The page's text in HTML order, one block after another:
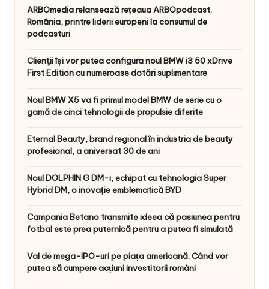
ARBOmedia relansează rețeaua ARBOpodcast.
România, printre liderii europeni la consumul de
podcasturi
Clienţii își vor putea configura noul BMW i3 50 xDrive
First Edition cu numeroase dotări suplimentare
Noul BMW X5 va fi primul model BMW de serie cu o
gamă de cinci tehnologii de propulsie diferite
Eternal Beauty, brand regional în industria de beauty
profesional, a aniversat 30 de ani
Noul DOLPHIN G DM-i, echipat cu tehnologia Super
Hybrid DM, o inovație emblematică BYD
Campania Betano transmite ideea că pasiunea pentru
fotbal este prea puternică pentru a putea fi simulată
Val de mega-IPO-uri pe piața americană. Când vor
putea să cumpere acțiuni investitorii români